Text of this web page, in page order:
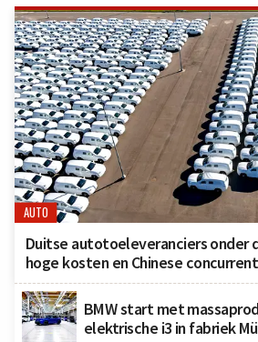
AUTO
Duitse autotoeleveranciers onder
hoge kosten en Chinese
BMW start met
elektrische i3 in fabriek